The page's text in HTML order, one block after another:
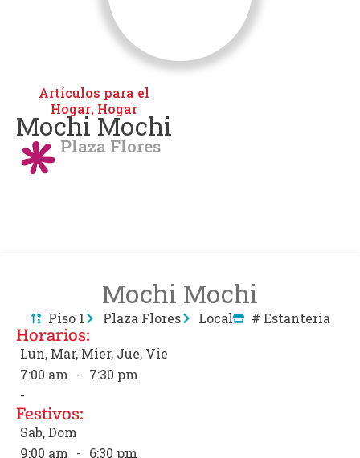
Artículos para el
Hogar, Hogar
Mochi Mochi
Plaza Flores
Mochi Mochi
Piso 1 Plaza Flores Local # Estanteria
Horarios:
Lun, Mar, Mier, Jue, Vie
7:00 am - 7:30 pm
-
Festivos:
Sab, Dom
9:00 am - 6:30 pm